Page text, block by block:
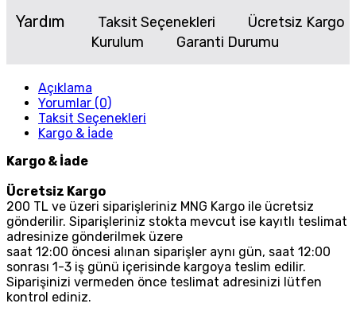
Yardım Taksit Seçenekleri
Ücretsiz Kargo
Kurulum
Garanti Durumu
Açıklama
Yorumlar (0)
Taksit Seçenekleri
Kargo & İade
Kargo & İade
Ücretsiz Kargo
200 TL ve üzeri siparişleriniz MNG Kargo ile ücretsiz
gönderilir. Siparişleriniz stokta mevcut ise kayıtlı teslimat
adresinize gönderilmek üzere
saat 12:00 öncesi alınan siparişler aynı gün, saat 12:00
sonrası 1-3 iş günü içerisinde kargoya teslim edilir.
Siparişinizi vermeden önce teslimat adresinizi lütfen
kontrol ediniz.